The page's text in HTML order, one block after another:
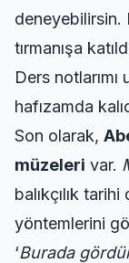
deneyebilirsin.
tırmanışa
Ders
hafızamda
Son olarak,
müzeleri var.
balıkçılık
yöntemlerini
‘Burada